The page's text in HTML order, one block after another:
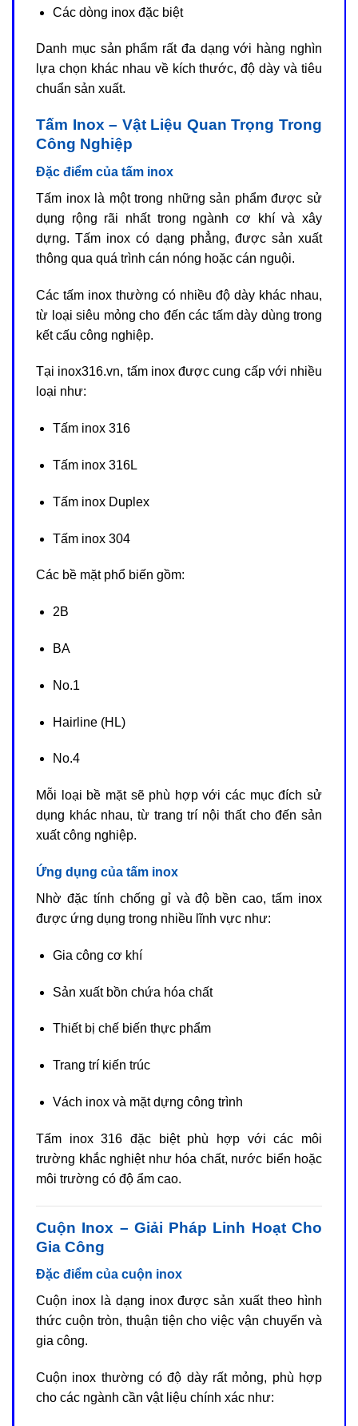
Các dòng inox đặc biệt
Danh mục sản phẩm rất đa dạng với hàng nghìn
lựa chọn khác nhau về kích thước, độ dày và tiêu
chuẩn sản xuất.
Tấm Inox – Vật Liệu Quan Trọng Trong
Công Nghiệp
Đặc điểm của tấm inox
Tấm inox là một trong những sản phẩm được sử
dụng rộng rãi nhất trong ngành cơ khí và xây
dựng. Tấm inox có dạng phẳng, được sản xuất
thông qua quá trình cán nóng hoặc cán nguội.
Các tấm inox thường có nhiều độ dày khác nhau,
từ loại siêu mỏng cho đến các tấm dày dùng trong
kết cấu công nghiệp.
Tại inox316.vn, tấm inox được cung cấp với nhiều
loại như:
Tấm inox 316
Tấm inox 316L
Tấm inox Duplex
Tấm inox 304
Các bề mặt phổ biến gồm:
2B
BA
No.1
Hairline (HL)
No.4
Mỗi loại bề mặt sẽ phù hợp với các mục đích sử
dụng khác nhau, từ trang trí nội thất cho đến sản
xuất công nghiệp.
Ứng dụng của tấm inox
Nhờ đặc tính chống gỉ và độ bền cao, tấm inox
được ứng dụng trong nhiều lĩnh vực như:
Gia công cơ khí
Sản xuất bồn chứa hóa chất
Thiết bị chế biến thực phẩm
Trang trí kiến trúc
Vách inox và mặt dựng công trình
Tấm inox 316 đặc biệt phù hợp với các môi
trường khắc nghiệt như hóa chất, nước biển hoặc
môi trường có độ ẩm cao.
Cuộn Inox – Giải Pháp Linh Hoạt Cho
Gia Công
Đặc điểm của cuộn inox
Cuộn inox là dạng inox được sản xuất theo hình
thức cuộn tròn, thuận tiện cho việc vận chuyển và
gia công.
Cuộn inox thường có độ dày rất mỏng, phù hợp
cho các ngành cần vật liệu chính xác như: